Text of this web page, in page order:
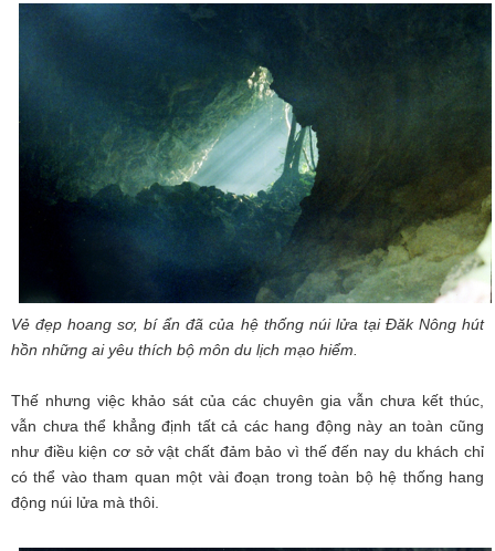
Vẻ đẹp hoang sơ, bí ẩn đã của hệ thống núi lửa tại Đăk Nông hút
hồn những ai yêu thích bộ môn du lịch mạo hiểm.
Thế nhưng việc khảo sát của các chuyên gia vẫn chưa kết thúc,
vẫn chưa thể khẳng định tất cả các hang động này an toàn cũng
như điều kiện cơ sở vật chất đảm bảo vì thế đến nay du khách chỉ
có thể vào tham quan một vài đoạn trong toàn bộ hệ thống hang
động núi lửa mà thôi.